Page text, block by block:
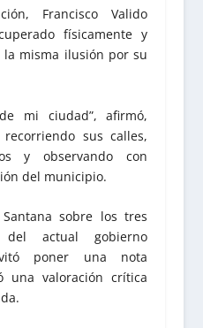
Francisco Valido
físicamente y
misma ilusión por su
mi ciudad”, afirmó,
sus calles,
y observando con
del municipio.
sobre los tres
actual gobierno
poner una nota
una valoración crítica